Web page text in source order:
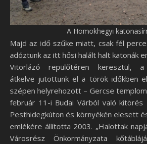
A Homokhegyi
Majd az idő szűke miatt, csak fél
adóztunk az itt hősi halált halt katonák
Vitorlázó repülőtéren keresztül, a
átkelve jutottunk el a török időkben
szépen helyrehozott – Gercse
február 11-i Budai Várból való kitörés
Pesthidegkúton és környékén elesett
emlékére állította 2003. „Halottak
Városrész Önkormányzata